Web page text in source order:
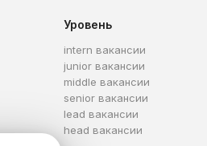
Уровень
intern вакансии
junior вакансии
middle вакансии
senior вакансии
lead вакансии
head вакансии